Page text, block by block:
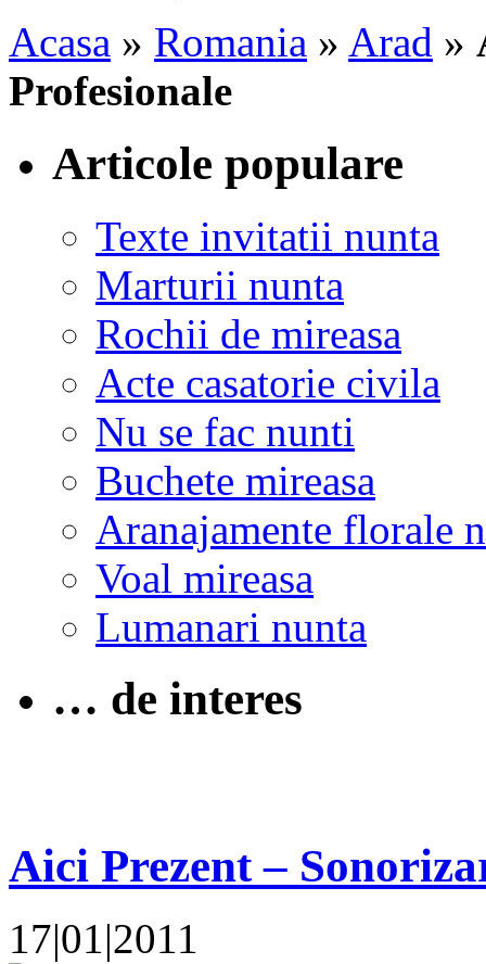
Acasa » Romania » Arad »
Profesionale
Articole populare
Texte invitatii nunta
Marturii nunta
Rochii de mireasa
Acte casatorie civila
Nu se fac nunti
Buchete mireasa
Aranajamente florale
Voal mireasa
Lumanari nunta
… de interes
Aici Prezent –
17|01|2011